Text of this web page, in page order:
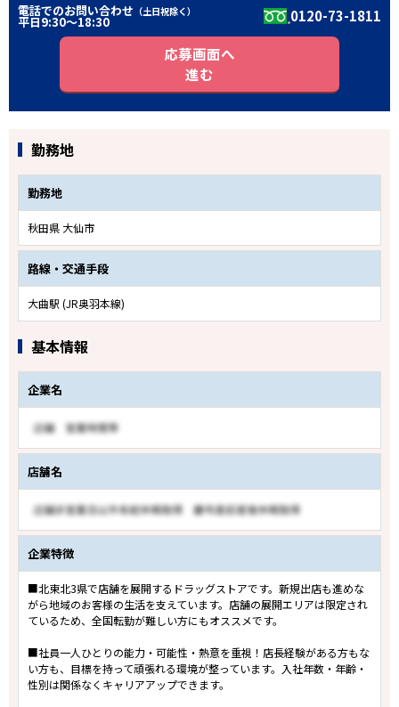
電話でのお問い合わせ （土日祝除く）
平日9:30〜18:30 0120-73-1811
応募画面へ
進む
勤務地
勤務地
秋田県 大仙市
路線・交通手段
大曲駅 (JR奥羽本線)
基本情報
企業名
店舗名
企業特徴
■北東北3県で店舗を展開するドラッグストアです。新規出店も進めな
がら地域のお客様の生活を支えています。店舗の展開エリアは限定され
ているため、全国転勤が難しい方にもオススメです。
■社員一人ひとりの能力・可能性・熱意を重視！店長経験がある方もな
い方も、目標を持って頑張れる環境が整っています。入社年数・年齢・
性別は関係なくキャリアアップできます。